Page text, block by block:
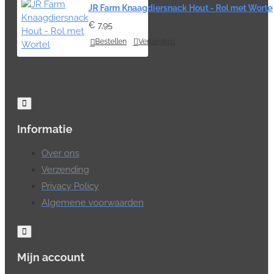
JR Farm Knaagdiersnack Hout - Rol met
€ 7,95
Bestellen Verlanglijst
Informatie
Over ons
Verzending
Privacy Policy
Algemene voorwaarden
Mijn account